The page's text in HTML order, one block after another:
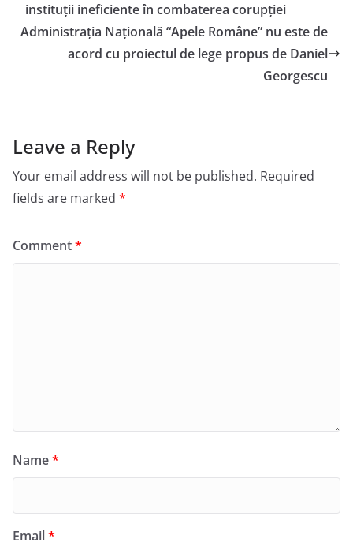
instituții ineficiente în combaterea corupției
Administrația Națională “Apele Române” nu este de
acord cu proiectul de lege propus de Daniel
Georgescu
Leave a Reply
Your email address will not be published. Required
fields are marked *
Comment*
Name*
Email*